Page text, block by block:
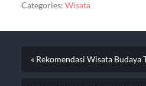
Categories: Wisata
« Rekomendasi Wisata Budaya